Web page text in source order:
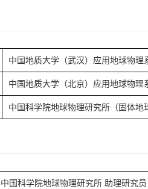
中国地质大学（武汉）应用地球物理
中国地质大学（北京）应用地球物理
中国科学院地球物理研究所（固体地
中国科学院地球物理研究所 助理研究员